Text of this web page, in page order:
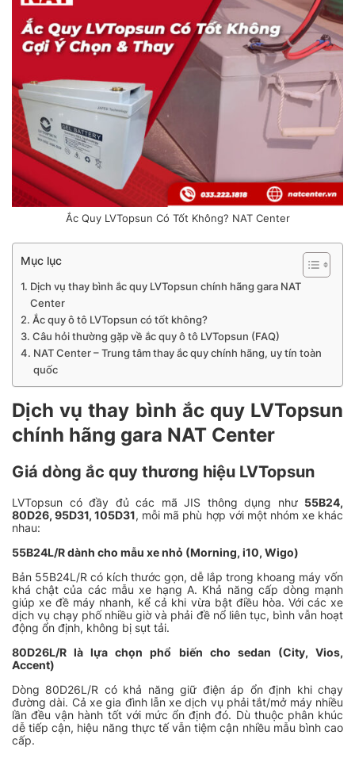
Ắc Quy LVTopsun Có Tốt Không? NAT Center
Mục lục
Dịch vụ thay bình ắc quy LVTopsun chính hãng gara NAT
Center
Ắc quy ô tô LVTopsun có tốt không?
Câu hỏi thường gặp về ắc quy ô tô LVTopsun (FAQ)
NAT Center – Trung tâm thay ắc quy chính hãng, uy tín toàn
quốc
Dịch vụ thay bình ắc quy LVTopsun
chính hãng gara NAT Center
Giá dòng ắc quy thương hiệu LVTopsun
LVTopsun có đầy đủ các mã JIS thông dụng như 55B24,
80D26, 95D31, 105D31, mỗi mã phù hợp với một nhóm xe khác
nhau:
55B24L/R dành cho mẫu xe nhỏ (Morning, i10, Wigo)
Bản 55B24L/R có kích thước gọn, dễ lắp trong khoang máy vốn
khá chật của các mẫu xe hạng A. Khả năng cấp dòng mạnh
giúp xe đề máy nhanh, kể cả khi vừa bật điều hòa. Với các xe
dịch vụ chạy phố nhiều giờ và phải đề nổ liên tục, bình vẫn hoạt
động ổn định, không bị sụt tải.
80D26L/R là lựa chọn phổ biến cho sedan (City, Vios,
Accent)
Dòng 80D26L/R có khả năng giữ điện áp ổn định khi chạy
đường dài. Cả xe gia đình lẫn xe dịch vụ phải tắt/mở máy nhiều
lần đều vận hành tốt với mức ổn định đó. Dù thuộc phân khúc
dễ tiếp cận, hiệu năng thực tế vẫn tiệm cận nhiều mẫu bình cao
cấp.